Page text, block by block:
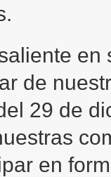
de
29 de
en